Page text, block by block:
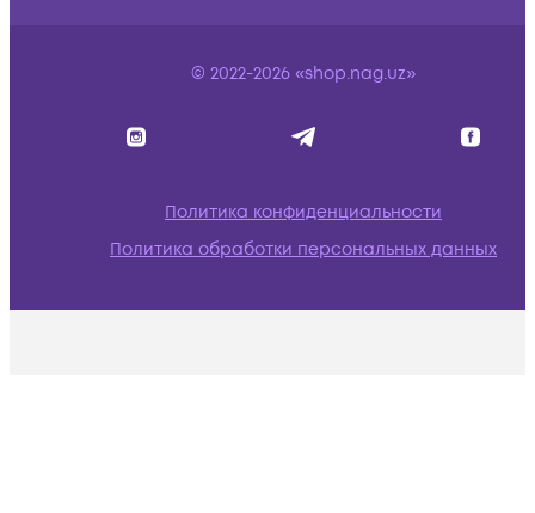
© 2022-2026 «shop.nag.uz»
Политика конфиденциальности
Политика обработки персональных данных